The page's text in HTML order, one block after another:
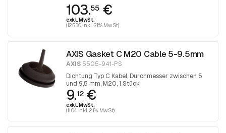
103.55 €
exkl. MwSt.
(125.30 inkl. 21% MwSt)
AXIS Gasket C M20 Cable 5-9.5mm
AXIS 5505-941-PS
Dichtung Typ C Kabel, Durchmesser zwischen 5
und 9,5 mm, M20, 1 Stück
9.12 €
exkl. MwSt.
(11.04 inkl. 21% MwSt)